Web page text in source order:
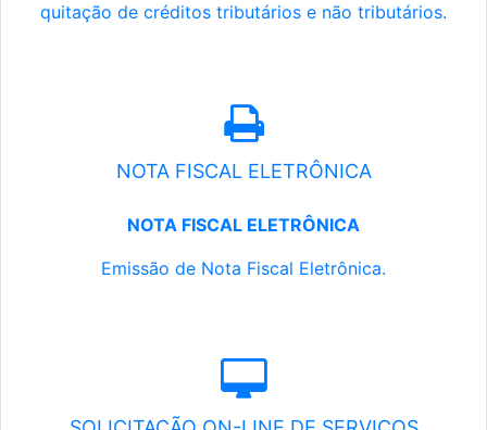
quitação de créditos tributários e não tributários.
NOTA FISCAL ELETRÔNICA
NOTA FISCAL ELETRÔNICA
Emissão de Nota Fiscal Eletrônica.